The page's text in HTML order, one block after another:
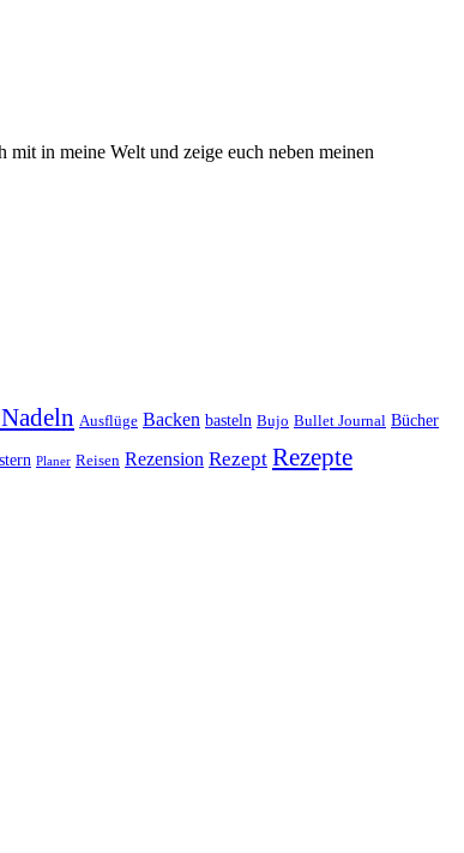
in meine Welt und zeige euch neben meinen
Ausflüge Backen basteln Bujo Bullet Journal Bücher
Planer Reisen Rezension Rezept Rezepte